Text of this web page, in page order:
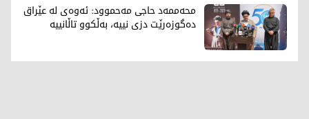
محەممەد حاجی مەحموود: ئەوەی لە عێراق
دەگوزەرێت دزی نییە، بەڵکوو تاڵانییە